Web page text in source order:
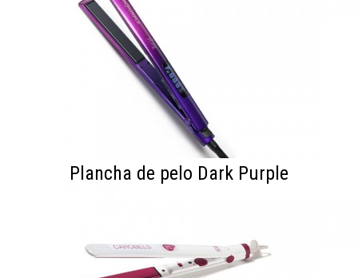
Plancha de pelo Dark Purple